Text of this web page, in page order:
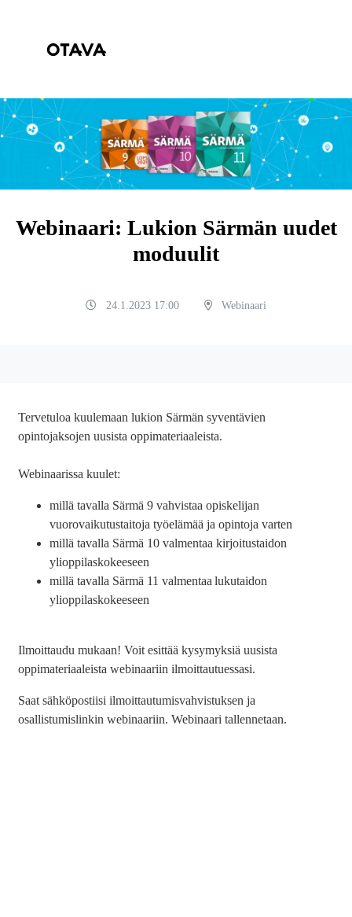
Webinaari: Lukion Särmän uudet
moduulit
24.1.2023 17:00 Webinaari
Tervetuloa kuulemaan lukion Särmän syventävien
opintojaksojen uusista oppimateriaaleista.
Webinaarissa kuulet:
millä tavalla Särmä 9 vahvistaa opiskelijan
vuorovaikutustaitoja työelämää ja opintoja varten
millä tavalla Särmä 10 valmentaa kirjoitustaidon
ylioppilaskokeeseen
millä tavalla Särmä 11 valmentaa lukutaidon
ylioppilaskokeeseen
Ilmoittaudu mukaan! Voit esittää kysymyksiä uusista
oppimateriaaleista webinaariin ilmoittautuessasi.
Saat sähköpostiisi ilmoittautumisvahvistuksen ja
osallistumislinkin webinaariin. Webinaari tallennetaan.